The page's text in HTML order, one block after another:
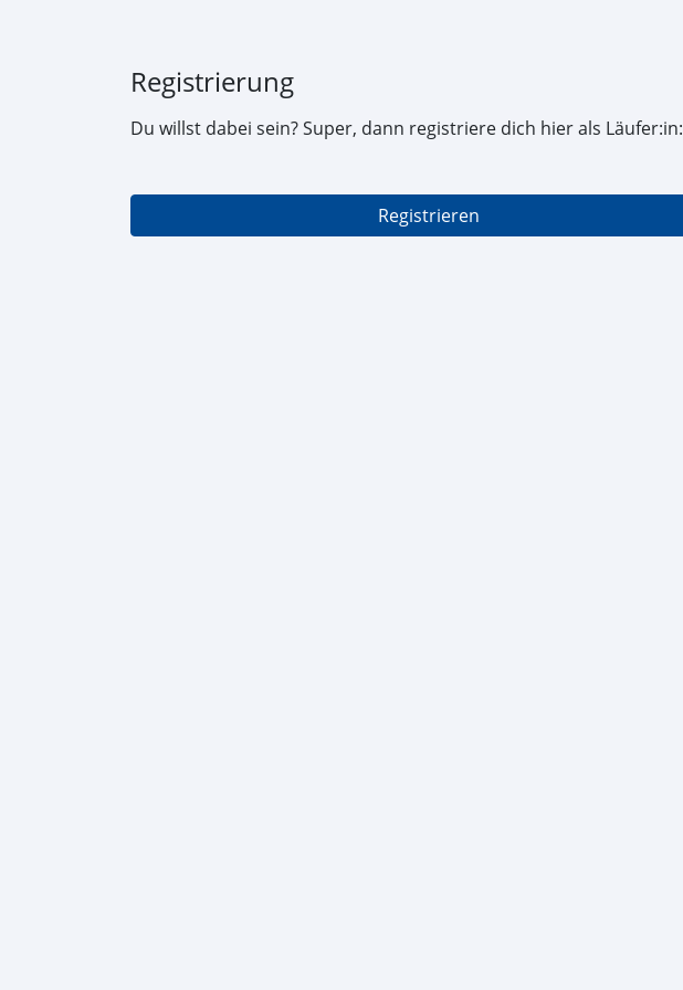
Registrierung
Du willst dabei sein? Super, dann registriere dich hier als Läufer:in:
Registrieren